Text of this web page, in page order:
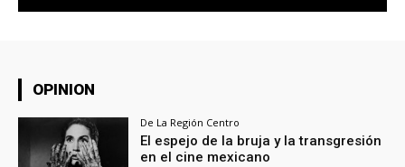
OPINION
De La Región Centro
El espejo de la bruja y la transgresión
en el cine mexicano